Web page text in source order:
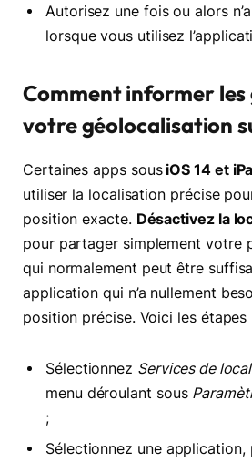
Autorisez une fois ou alors
lorsque vous utilisez
Comment informer les
votre géolocalisation
Certaines apps sousiOS 14 et
utiliser la localisation précise
position exacte. Désactivez la
pour partager simplement votre
qui normalement peut être
application qui n’a nullement
position précise. Voici les
Sélectionnez Services de
menu déroulant sous
;
Sélectionnez une application,